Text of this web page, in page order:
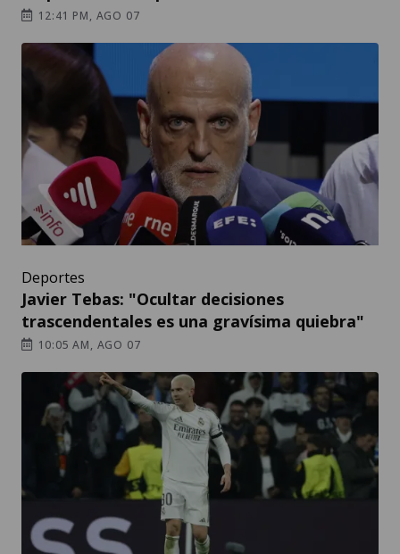
12:41 PM, AGO 07
Deportes
Javier Tebas: "Ocultar decisiones
trascendentales es una gravísima quiebra"
10:05 AM, AGO 07